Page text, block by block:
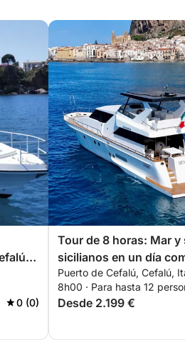
0 (0)
Tour de 8 horas: Mar y
sicilianos en un día
Puerto de Cefalú, Cefalú,
8h00 · Para hasta 12
Desde 2.199 €